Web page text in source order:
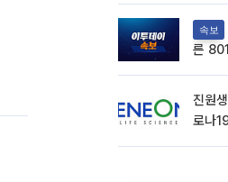
속보
른
진원
로나